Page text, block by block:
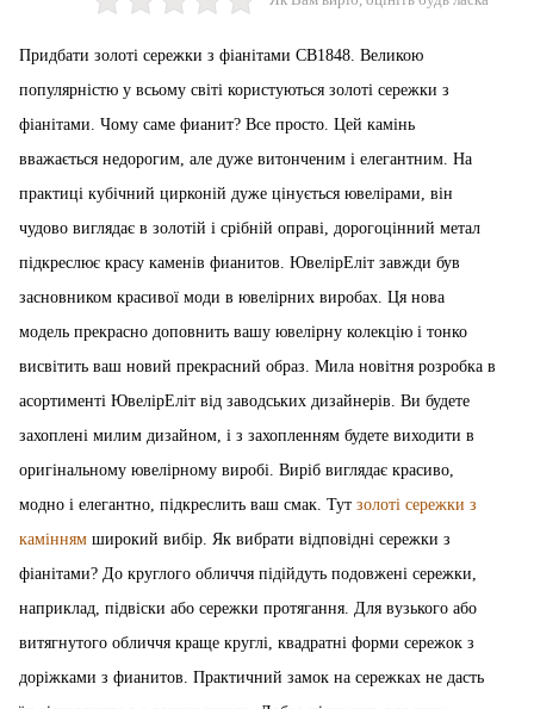
Придбати золоті сережки з фіанітами СВ1848. Великою
популярністю у всьому світі користуються золоті сережки з
фіанітами. Чому саме фианит? Все просто. Цей камінь
вважається недорогим, але дуже витонченим і елегантним. На
практиці кубічний цирконій дуже цінується ювелірами, він
чудово виглядає в золотій і срібній оправі, дорогоцінний метал
підкреслює красу каменів фианитов. ЮвелірЕліт завжди був
засновником красивої моди в ювелірних виробах. Ця нова
модель прекрасно доповнить вашу ювелірну колекцію і тонко
висвітить ваш новий прекрасний образ. Мила новітня розробка в
асортименті ЮвелірЕліт від заводських дизайнерів. Ви будете
захоплені милим дизайном, і з захопленням будете виходити в
оригінальному ювелірному виробі. Виріб виглядає красиво,
модно і елегантно, підкреслить ваш смак. Тут золоті сережки з
камінням широкий вибір. Як вибрати відповідні сережки з
фіанітами? До круглого обличчя підійдуть подовжені сережки,
наприклад, підвіски або сережки протягання. Для вузького або
витягнутого обличчя краще круглі, квадратні форми сережок з
доріжками з фианитов. Практичний замок на сережках не дасть